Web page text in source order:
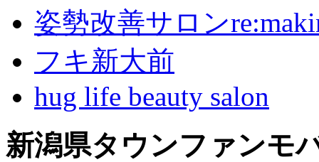
姿勢改善サロン
フキ新大前
hug life beauty salon
新潟県タウンファンモ